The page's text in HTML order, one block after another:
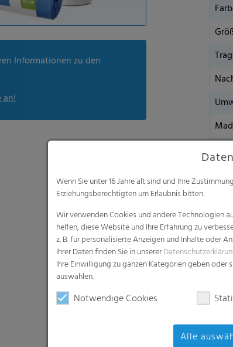
Informationen zu den
an!
Wenn Sie unter 16 Jahre alt sind und Ihre
Erziehungsberechtigten um Erlaubnis bitten.
Wir verwenden Cookies und andere Technologien
helfen, diese Website und Ihre Erfahrung zu
z. B. für personalisierte Anzeigen und Inhalte oder
Ihrer Daten finden Sie in unserer
Ihre Einwilligung zu ganzen Kategorien geben
auswählen.
Notwendige Cookies
Alle